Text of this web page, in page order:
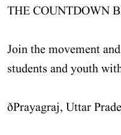
THE COUNTDOWN
Join the movement
students and youth
ðPrayagraj, Uttar